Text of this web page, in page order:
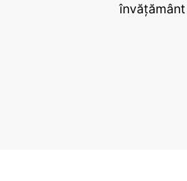
învățământ